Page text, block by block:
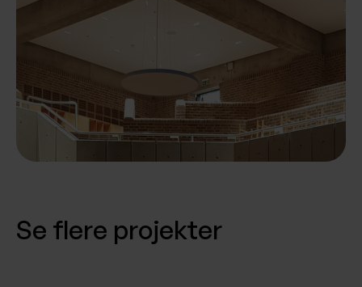
Se flere projekter